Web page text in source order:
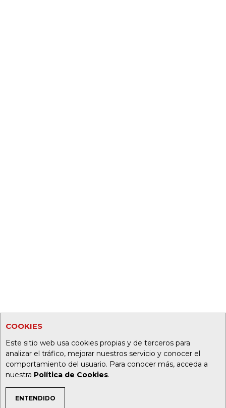
COOKIES
Este sitio web usa cookies propias y de terceros para
analizar el tráfico, mejorar nuestros servicio y conocer el
comportamiento del usuario. Para conocer más, acceda a
nuestra Política de Cookies.
ENTENDIDO